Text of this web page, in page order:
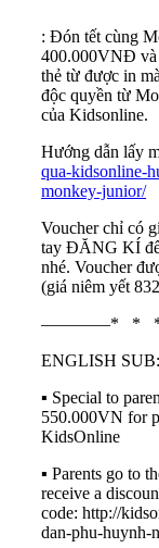
: Đón tết cùng
400.000VNĐ và
thẻ từ được in
độc quyền từ
của Kidsonline.
Hướng dẫn lấy
qua-kidsonline-
monkey-junior/
Voucher chỉ có
tay ĐĂNG KÍ
nhé. Voucher
(giá niêm yết
————* *
ENGLISH SUB:
▪ Special to
550.000VN for
KidsOnline
▪ Parents go to
receive a
code: http://
dan-phu-huynh-